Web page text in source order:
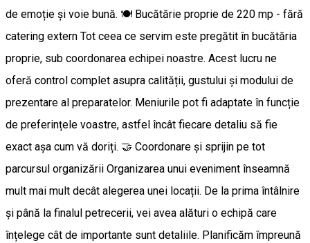
de emoție și voie bună. 🍽️ Bucătărie proprie de 220 mp - fără
catering extern Tot ceea ce servim este pregătit în bucătăria
proprie, sub coordonarea echipei noastre. Acest lucru ne
oferă control complet asupra calității, gustului și modului de
prezentare al preparatelor. Meniurile pot fi adaptate în funcție
de preferințele voastre, astfel încât fiecare detaliu să fie
exact așa cum vă doriți. 🤝 Coordonare și sprijin pe tot
parcursul organizării Organizarea unui eveniment înseamnă
mult mai mult decât alegerea unei locații. De la prima întâlnire
și până la finalul petrecerii, vei avea alături o echipă care
înțelege cât de importante sunt detaliile. Planificăm împreună